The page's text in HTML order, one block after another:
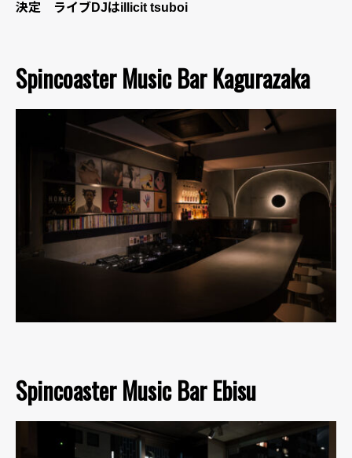
決定 ライブDJはillicit tsuboi
Spincoaster Music Bar Kagurazaka
Spincoaster Music Bar Ebisu